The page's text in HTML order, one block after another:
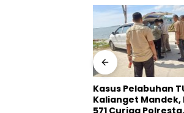
Kasus Pelabuhan
Kalianget Mandek,